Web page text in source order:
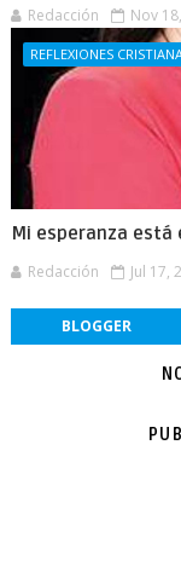
Redacción Nov
REFLEXIONES
Mi esperanza está
Redacción Jul 17,
BLOGGER